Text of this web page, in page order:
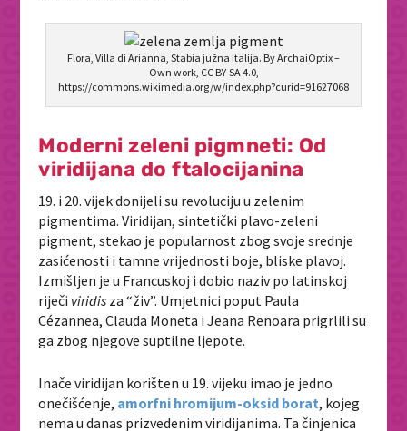
Flora, Villa di Arianna, Stabia južna Italija. By ArchaiOptix –
Own work, CC BY-SA 4.0,
https://commons.wikimedia.org/w/index.php?curid=91627068
Moderni zeleni pigmneti: Od
viridijana do ftalocijanina
19. i 20. vijek donijeli su revoluciju u zelenim
pigmentima. Viridijan, sintetički plavo-zeleni
pigment, stekao je popularnost zbog svoje srednje
zasićenosti i tamne vrijednosti boje, bliske plavoj.
Izmišljen je u Francuskoj i dobio naziv po latinskoj
riječi viridis za “živ”. Umjetnici poput Paula
Cézannea, Clauda Moneta i Jeana Renoara prigrlili su
ga zbog njegove suptilne ljepote.
Inače viridijan korišten u 19. vijeku imao je jedno
onečišćenje, amorfni hromijum-oksid borat, kojeg
nema u danas prizvedenim viridijanima. Ta činjenica